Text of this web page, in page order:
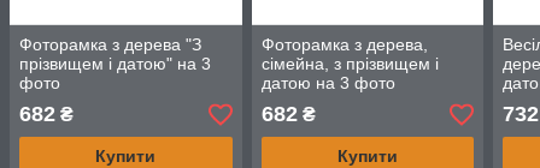
Фоторамка з дерева "З
прізвищем і датою" на 3
фото
682 ₴
Купити
Фоторамка з дерева,
сімейна, з прізвищем і
датою на 3 фото
682₴
Купити
732